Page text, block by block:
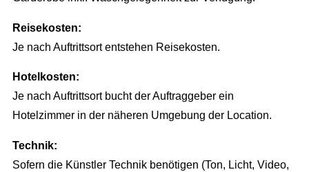
Reisekosten:
Je nach Auftrittsort entstehen Reisekosten.
Hotelkosten:
Je nach Auftrittsort bucht der Auftraggeber ein
Hotelzimmer in der näheren Umgebung der Location.
Technik:
Sofern die Künstler Technik benötigen (Ton, Licht, Video,